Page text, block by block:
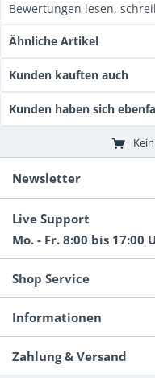
Bewertungen lesen,
Ähnliche Artikel
Kunden kauften auch
Kunden haben sich
Newsletter
Live Support
Mo. - Fr. 8:00 bis 17:00
Shop Service
Informationen
Zahlung & Versand